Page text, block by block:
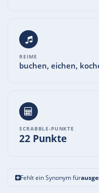
REIME
buchen, eichen,
SCRABBLE-PUNKTE
22 Punkte
Fehlt ein Synonym für